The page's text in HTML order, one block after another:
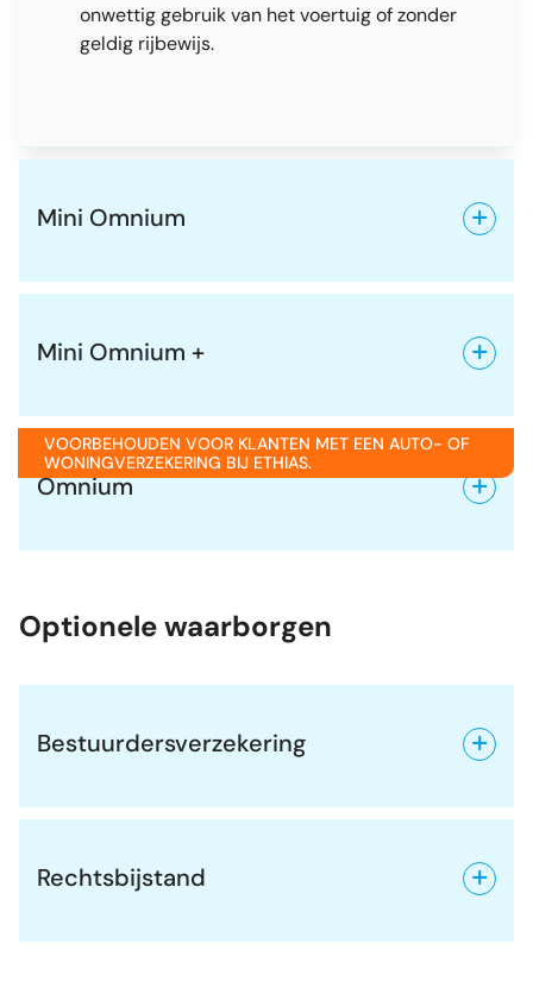
onwettig gebruik van het voertuig of zonder
geldig rijbewijs.
Mini Omnium
Mini Omnium +
VOORBEHOUDEN VOOR KLANTEN MET EEN AUTO- OF
WONINGVERZEKERING BIJ ETHIAS.
Omnium
Optionele waarborgen
Bestuurdersverzekering
Rechtsbijstand